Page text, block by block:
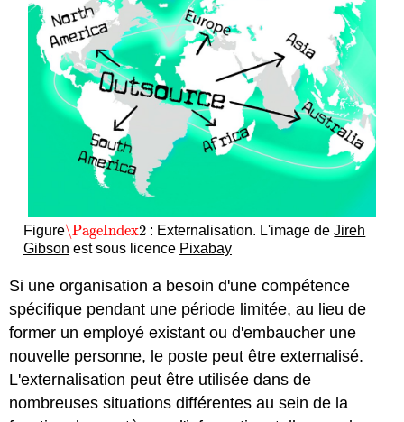
Figure\PageIndex2
\PageIndex2 : Externalisation. L'image deJireh
Gibson est sous licence Pixabay
Si une organisation a besoin d'une compétence
spécifique pendant une période limitée, au lieu de
former un employé existant ou d'embaucher une
nouvelle personne, le poste peut être externalisé.
L'externalisation peut être utilisée dans de
nombreuses situations différentes au sein de la